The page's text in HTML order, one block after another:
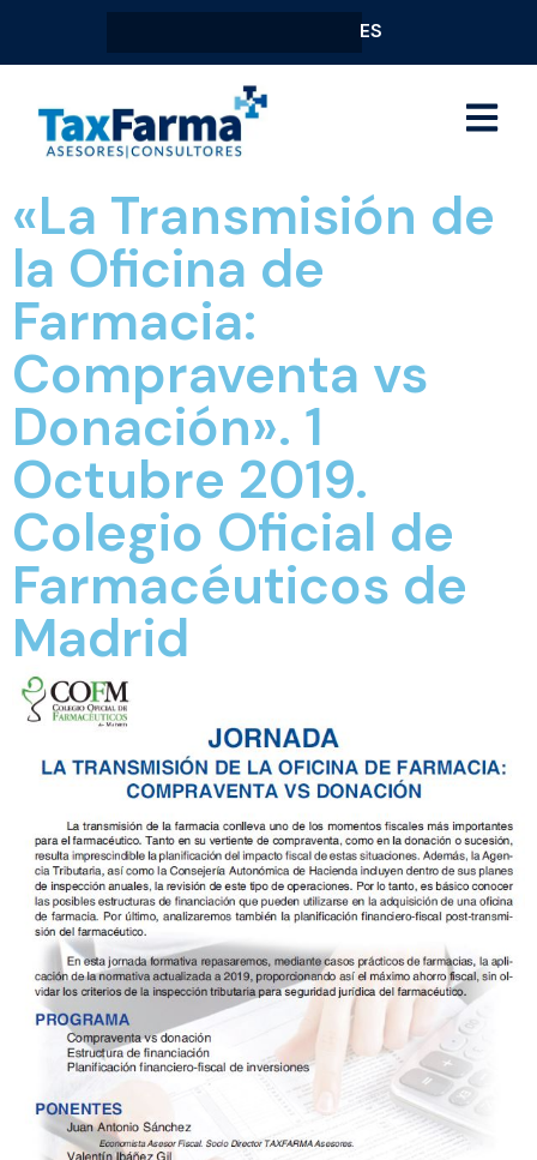
ES
«La Transmisión de
la Oficina de
Farmacia:
Compraventa vs
Donación». 1
Octubre 2019.
Colegio Oficial de
Farmacéuticos de
Madrid